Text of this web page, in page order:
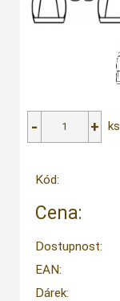
ks
Kód:
Cena:
Dostupnost:
EAN:
Dárek: